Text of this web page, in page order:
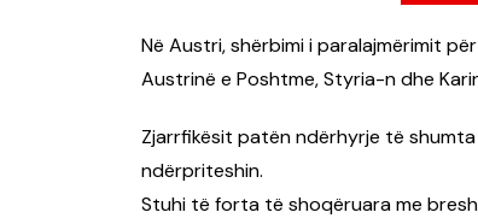
Në Austri, shërbimi i paralajmërimit
Austrinë e Poshtme, Styria-n dhe
Zjarrfikësit patën ndërhyrje të
ndërpriteshin.
Stuhi të forta të shoqëruara me